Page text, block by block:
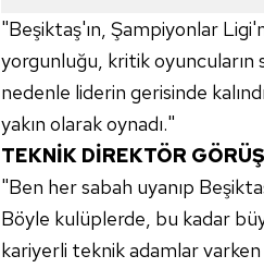
"Beşiktaş'ın, Şampiyonlar
yorgunluğu, kritik oyuncuların
nedenle liderin gerisinde
yakın olarak oynadı."
TEKNİK DİREKTÖR
"Ben her sabah uyanıp
Böyle kulüplerde, bu kadar
kariyerli teknik adamlar